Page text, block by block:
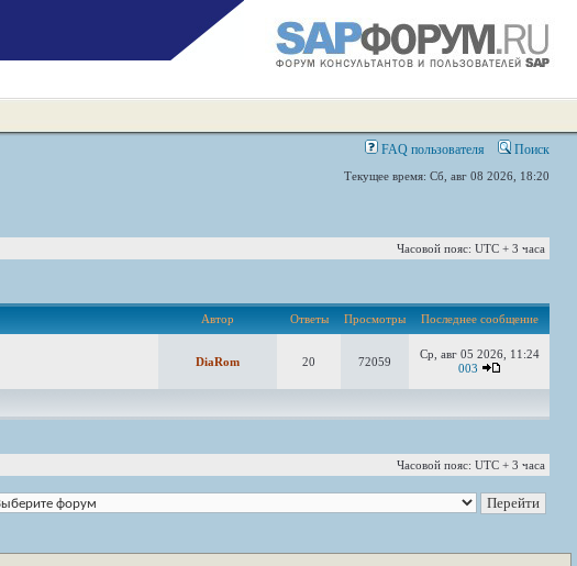
FAQ пользователя Поиск
Текущее время: Сб, авг 08 2026, 18:20
Часовой пояс: UTC + 3 часа
Автор Ответы Просмотры Последнее сообщение
DiaRom 20 72059
Ср, авг 05 2026, 11:24
003
Часовой пояс: UTC + 3 часа